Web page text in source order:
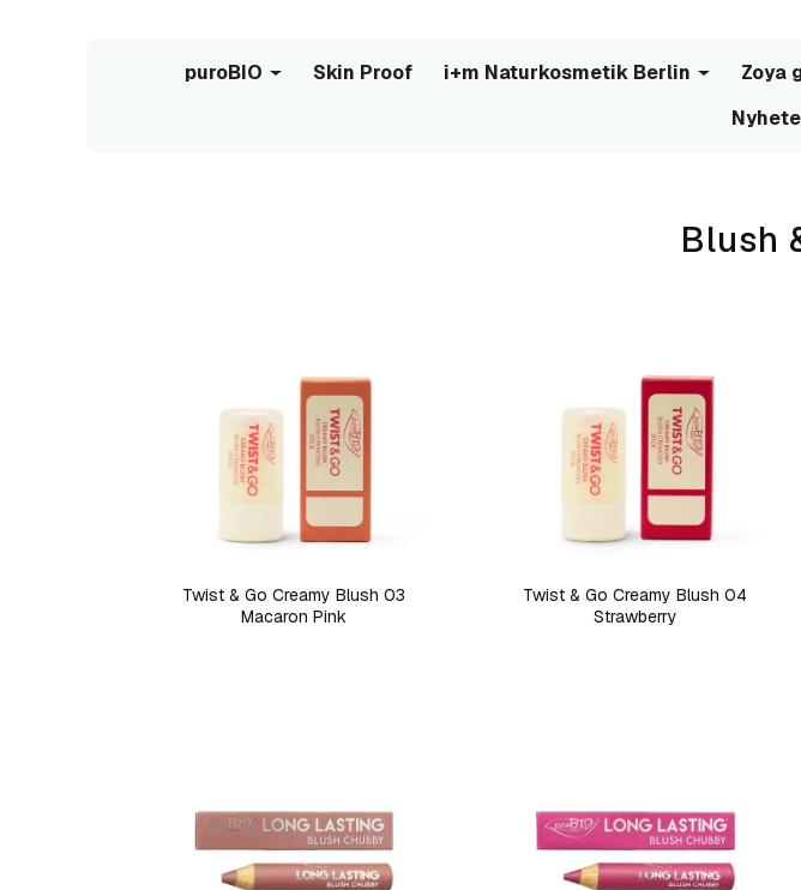
puroBIO Skin Proof i+m Naturkosmetik Berlin Zoya
Blush
Twist & Go Creamy Blush 03
Macaron Pink
Twist & Go Creamy Blush 04
Strawberry